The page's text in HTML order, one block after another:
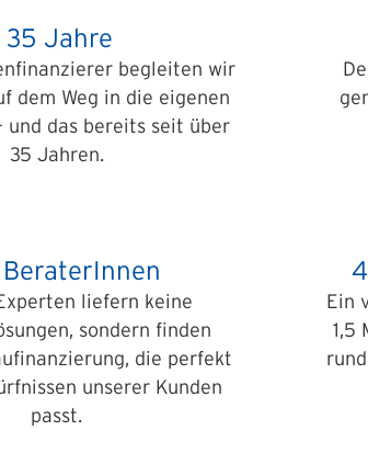
35 Jahre
begleiten wir
dem Weg in die eigenen
und das bereits seit über
35 Jahren.
BeraterInnen
liefern keine
sondern finden
die perfekt
unserer Kunden
passt.
Ein
1,5